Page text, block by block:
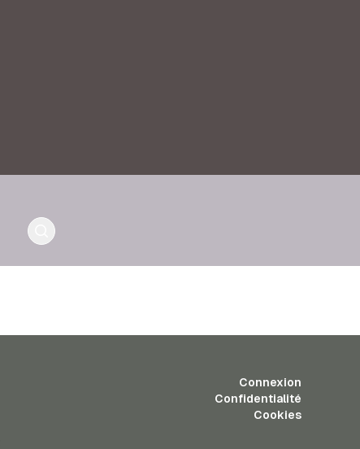
Connexion
Confidentialité
Cookies